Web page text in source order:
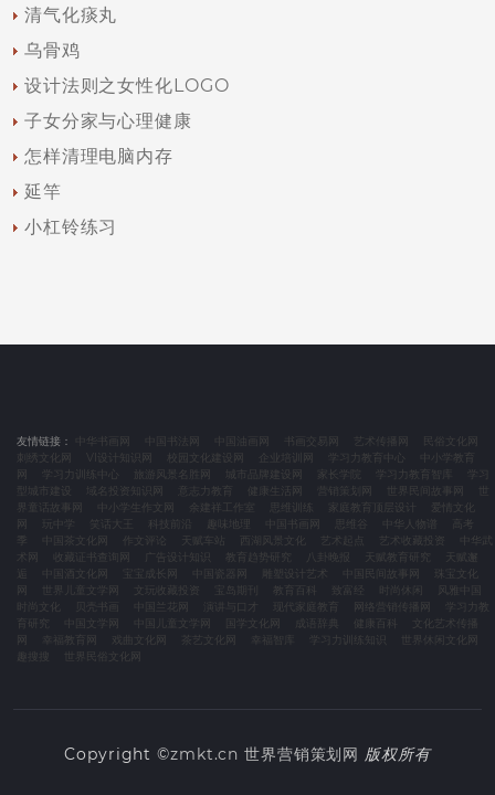
清气化痰丸
乌骨鸡
设计法则之女性化LOGO
子女分家与心理健康
怎样清理电脑内存
延竿
小杠铃练习
友情链接： 中华书画网 中国书法网 中国油画网 书画交易网 艺术传播网
民俗文化网
刺绣文化网
VI设计知识网 校园文化建设网 企业培训网 学习力教育中心
中小学教育
网
学习力训练中心 旅游风景名胜网 城市品牌建设网 家长学院 学习力教育智库
学习
型城市建设
域名投资知识网 意志力教育 健康生活网 营销策划网 世界民间故事网
世
界童话故事网
中小学生作文网 余建祥工作室 思维训练 家庭教育顶层设计
爱情文化
网
玩中学 笑话大王 科技前沿 趣味地理 中国书画网 思维谷 中华人物谱
高考
季
中国茶文化网 作文评论 天赋车站 西湖风景文化 艺术起点 艺术收藏投资
中华武
术网
收藏证书查询网 广告设计知识 教育趋势研究 八卦晚报 天赋教育研究
天赋邂
中国酒文化网 宝宝成长网 中国瓷器网 雕塑设计艺术 中国民间故事网
珠宝文化
网
世界儿童文学网 文玩收藏投资 宝岛期刊 教育百科 致富经 时尚休闲
风雅中国
时尚文化
贝壳书画 中国兰花网 演讲与口才 现代家庭教育 网络营销传播网
学习力教
育研究
中国文学网 中国儿童文学网 国学文化网 成语辞典 健康百科
文化艺术传播
网
幸福教育网 戏曲文化网 茶艺文化网 幸福智库 学习力训练知识
世界休闲文化网
趣搜搜
世界民俗文化网
Copyright ©zmkt.cn 世界营销策划网 版权所有